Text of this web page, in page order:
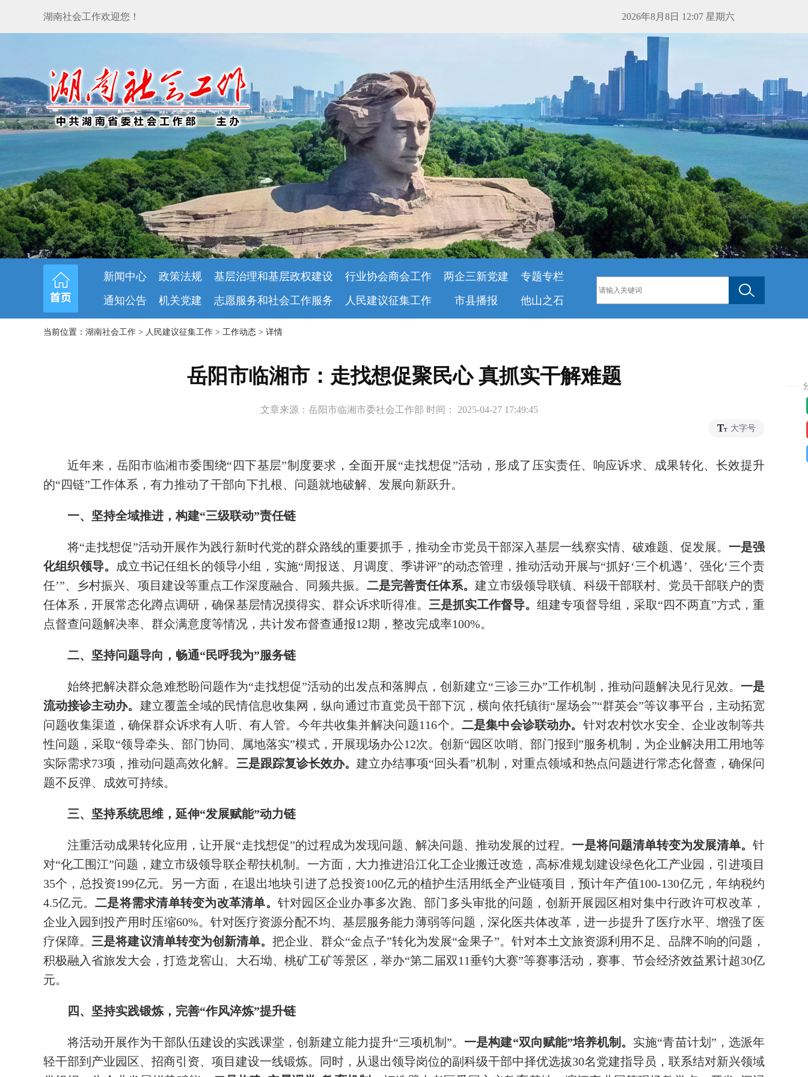
湖南社会工作欢迎您！ 2026年8月8日 12:07 星期六
新闻中心 政策法规 基层治理和基层政权建设 行业协会商会工作 两企三新党建
专题专栏
通知公告
机关党建 志愿服务和社会工作服务 人民建议征集工作 市县播报 他山之石
当前位置： 湖南社会工作 > 人民建议征集工作 > 工作动态 > 详情
岳阳市临湘市：走找想促聚民心 真抓实干解难题
文章来源：岳阳市临湘市委社会工作部 时间： 2025-04-27 17:49:45
大字号
近年来，岳阳市临湘市委围绕“四下基层”制度要求，全面开展“走找想促”活动，形成了压实责任、响应诉求、成果转化、长效提升
的“四链”工作体系，有力推动了干部向下扎根、问题就地破解、发展向新跃升。
一、坚持全域推进，构建“三级联动”责任链
将“走找想促”活动开展作为践行新时代党的群众路线的重要抓手，推动全市党员干部深入基层一线察实情、破难题、促发展。 一是强
化组织领导。 成立书记任组长的领导小组，实施“周报送、月调度、季讲评”的动态管理，推动活动开展与“抓好‘三个机遇’、强化‘三个责
任’”、乡村振兴、项目建设等重点工作深度融合、同频共振。 二是完善责任体系。建立市级领导联镇、科级干部联村、党员干部联户的责
任体系，开展常态化蹲点调研，确保基层情况摸得实、群众诉求听得准。 三是抓实工作督导。组建专项督导组，采取“四不两直”方式，重
点督查问题解决率、群众满意度等情况，共计发布督查通报12期，整改完成率100%。
二、坚持问题导向，畅通“民呼我为”服务链
始终把解决群众急难愁盼问题作为“走找想促”活动的出发点和落脚点，创新建立“三诊三办”工作机制，推动问题解决见行见效。 一是
流动接诊主动办。 建立覆盖全域的民情信息收集网，纵向通过市直党员干部下沉，横向依托镇街“屋场会”“群英会”等议事平台，主动拓宽
问题收集渠道，确保群众诉求有人听、有人管。今年共收集并解决问题116个。 二是集中会诊联动办。 针对农村饮水安全、企业改制等共
性问题，采取“领导牵头、部门协同、属地落实”模式，开展现场办公12次。创新“园区吹哨、部门报到”服务机制，为企业解决用工用地等
实际需求73项，推动问题高效化解。 三是跟踪复诊长效办。 建立办结事项“回头看”机制，对重点领域和热点问题进行常态化督查，确保问
题不反弹、成效可持续。
三、坚持系统思维，延伸“发展赋能”动力链
注重活动成果转化应用，让开展“走找想促”的过程成为发现问题、解决问题、推动发展的过程。 一是将问题清单转变为发展清单。针
对“化工围江”问题，建立市级领导联企帮扶机制。一方面，大力推进沿江化工企业搬迁改造，高标准规划建设绿色化工产业园，引进项目
35个，总投资199亿元。另一方面，在退出地块引进了总投资100亿元的植护生活用纸全产业链项目，预计年产值100-130亿元，年纳税约
4.5亿元。二是将需求清单转变为改革清单。 针对园区企业办事多次跑、部门多头审批的问题，创新开展园区相对集中行政许可权改革，
企业入园到投产用时压缩60%。针对医疗资源分配不均、基层服务能力薄弱等问题，深化医共体改革，进一步提升了医疗水平、增强了医
疗保障。 三是将建议清单转变为创新清单。把企业、群众“金点子”转化为发展“金果子”。针对本土文旅资源利用不足、品牌不响的问题，
积极融入省旅发大会，打造龙窖山、大石坳、桃矿工矿等景区，举办“第二届双11垂钓大赛”等赛事活动，赛事、节会经济效益累计超30亿
元。
四、坚持实践锻炼，完善“作风淬炼”提升链
将活动开展作为干部队伍建设的实践课堂，创新建立能力提升“三项机制”。 一是构建“双向赋能”培养机制。 实施“青苗计划”，选派年
轻干部到产业园区、招商引资、项目建设一线锻炼。同时，从退出领导岗位的副科级干部中择优选拔30名党建指导员，联系结对新兴领域